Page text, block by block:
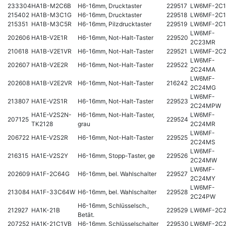
233304HA1B-M2C6B H6-16mm, Drucktaster 229517 LW6MF-
215402 HA1B-M3C1G H6-16mm, Drucktaster 229518 LW6MF-
215351 HA1B-M3C5R H6-16mm, Pilzdrucktaster 229519 LW6MF-
202606 HA1B-V2E1R H6-16mm, Not-Halt-Taster 229520
LW6MF-
2C23MR
210618 HA1B-V2E1VR H6-16mm, Not-Halt-Taster 229521 LW6MF-
202607 HA1B-V2E2R H6-16mm, Not-Halt-Taster 229522
LW6MF-
2C24MA
202608 HA1B-V2E2VR H6-16mm, Not-Halt-Taster 216242
LW6MF-
2C24MG
213807 HA1E-V2S1R H6-16mm, Not-Halt-Taster 229523
LW6MF-
2C24MPW
207125
HA1E-V2S2N-
TK2128
H6-16mm, Not-Halt-Taster,
grau
229524
LW6MF-
2C24MR
206722 HA1E-V2S2R H6-16mm, Not-Halt-Taster 229525
LW6MF-
2C24MS
216315 HA1E-V2S2Y H6-16mm, Stopp-Taster, ge 229526
LW6MF-
2C24MW
202609 HA1F-2C64G H6-16mm, bel. Wahlschalter 229527
LW6MF-
2C24MY
213084 HA1F-33C64W H6-16mm, bel. Wahlschalter 229528
LW6MF-
2C24PW
212927 HA1K-21B
H6-16mm, Schlüsselsch.,
Betät.
229529 LW6MF-
207252 HA1K-21C1VB H6-16mm, Schlüsselschalter 229530 LW6MF-